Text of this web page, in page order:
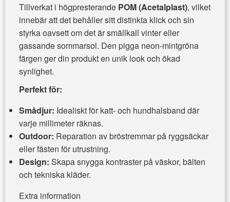
Tillverkat i högpresterande POM (Acetalplast), vilket
innebär att det behåller sitt distinkta klick och sin
styrka oavsett om det är smällkall vinter eller
gassande sommarsol. Den pigga neon-mintgröna
färgen ger din produkt en unik look och ökad
synlighet.
Perfekt för:
Smådjur: Idealiskt för katt- och hundhalsband där
varje millimeter räknas.
Outdoor: Reparation av bröstremmar på ryggsäckar
eller fästen för utrustning.
Design: Skapa snygga kontraster på väskor, bälten
och tekniska kläder.
Extra information